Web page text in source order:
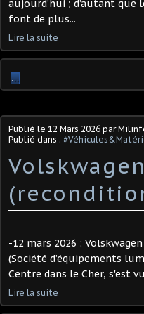
aujourd’hui ; d’autant que
font de plus...
Lire la suite
…
Publié le 12 Mars 2026 par
Publié dans :
-12 mars 2026 :
(Société d’équipements
Centre dans le Cher, s'est
Lire la suite